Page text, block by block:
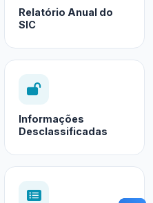
Relatório Anual do
SIC
Informações
Desclassificadas